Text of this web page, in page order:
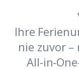
Ihre
nie zuvor
All-in-